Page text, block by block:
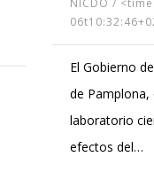
NICDO /
El Gobierno
de Pamplona,
laboratorio
efectos del…